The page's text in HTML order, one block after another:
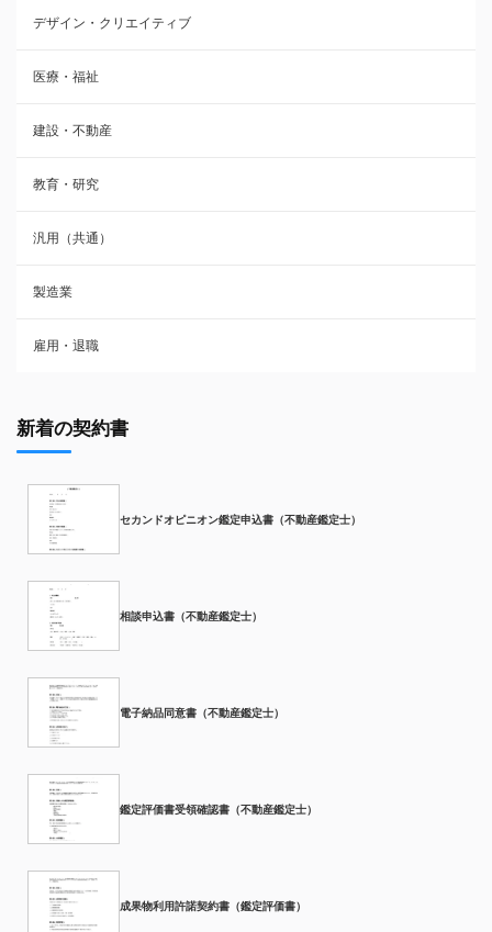
デザイン・クリエイティブ
医療・福祉
建設・不動産
教育・研究
汎用（共通）
製造業
雇用・退職
新着の契約書
セカンドオピニオン鑑定申込書（不動産鑑定士）
相談申込書（不動産鑑定士）
電子納品同意書（不動産鑑定士）
鑑定評価書受領確認書（不動産鑑定士）
成果物利用許諾契約書（鑑定評価書）